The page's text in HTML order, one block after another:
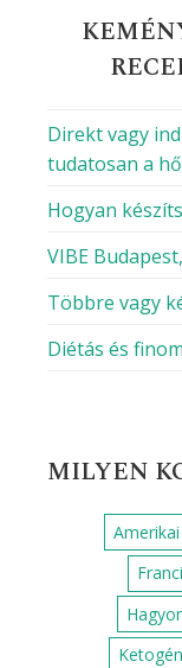
Direkt vagy
tudatosan a
Hogyan
VIBE
Többre vagy
Diétás és finom
MILYEN